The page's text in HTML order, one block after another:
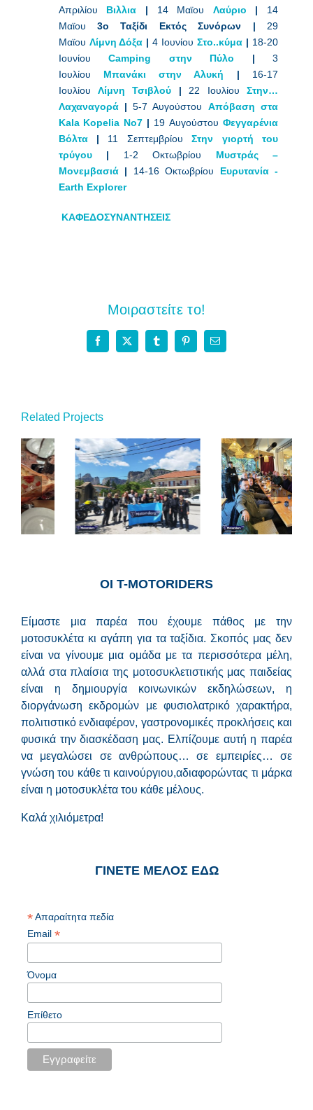
Απριλίου
Βιλλια | 14 Μαϊου Λαύριο | 14
Μαϊου 3ο Ταξίδι Εκτός Συνόρων | 29
Μαϊου Λίμνη Δόξα |4 Ιουνίου Στο..κύμα | 18-20
Ιουνίου
Camping στην Πύλο |3
Ιουλίου
Μπανάκι στην Αλυκή | 16-17
Ιουλίου
Λίμνη Τσιβλού | 22 Ιουλίου
Στην…
Λαχαναγορά|5-7 Αυγούστου
Απόβαση στα
Kala Kopelia No7 | 19 Αυγούστου Φεγγαρένια
Βόλτα| 11 Σεπτεμβρίου
Στην γιορτή του
τρύγου| 1-2 Οκτωβρίου
Μυστράς –
Μονεμβασιά| 14-16 Οκτωβρίου
Ευρυτανία -
Earth Explorer
ΚΑΦΕΔΟΣΥΝΑΝΤΗΣΕΙΣ
Μοιραστείτε το!
Facebook
X TumblrPinterestEmail
Related Projects
Τα ποτήρια της
Παρέας Νο6
Στριφτερή
Γαλατόπιτα 25
ΟΙ Τ-MOTORIDERS
Είμαστε μια παρέα που έχουμε πάθος με την
μοτοσυκλέτα κι αγάπη για τα ταξίδια. Σκοπός μας δεν
είναι να γίνουμε μια ομάδα με τα περισσότερα μέλη,
αλλά στα πλαίσια της μοτοσυκλετιστικής μας παιδείας
είναι η δημιουργία κοινωνικών εκδηλώσεων, η
διοργάνωση εκδρομών με φυσιολατρικό χαρακτήρα,
πολιτιστικό ενδιαφέρον, γαστρονομικές προκλήσεις και
φυσικά την διασκέδαση μας. Ελπίζουμε αυτή η παρέα
να μεγαλώσει σε ανθρώπους… σε εμπειρίες… σε
γνώση του κάθε τι καινούργιου,αδιαφορώντας τι μάρκα
είναι η μοτοσυκλέτα του κάθε μέλους.
Καλά χιλιόμετρα!
ΓΙΝΕΤΕ ΜΕΛΟΣ ΕΔΩ
*Απαραίτητα πεδία
Email *
Όνομα
Επίθετο